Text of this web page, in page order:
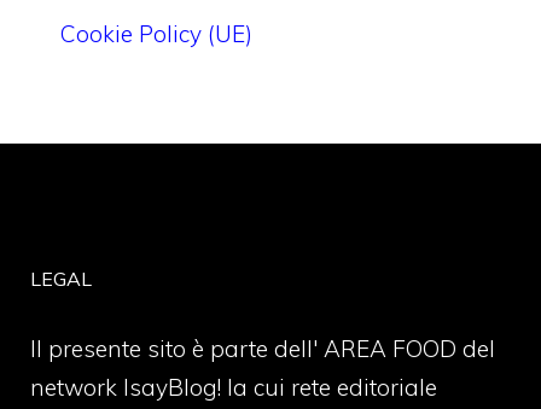
Cookie Policy (UE)
LEGAL
Il presente sito è parte dell' AREA FOOD del
network IsayBlog! la cui rete editoriale